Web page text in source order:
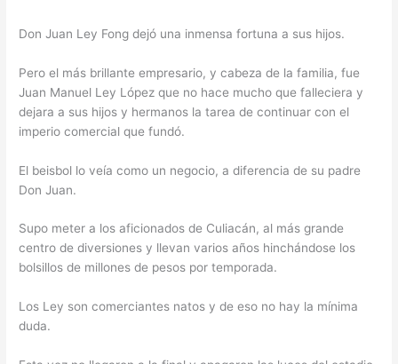
Don Juan Ley Fong dejó una inmensa fortuna a sus hijos.
Pero el más brillante empresario, y cabeza de la familia, fue
Juan Manuel Ley López que no hace mucho que falleciera y
dejara a sus hijos y hermanos la tarea de continuar con el
imperio comercial que fundó.
El beisbol lo veía como un negocio, a diferencia de su padre
Don Juan.
Supo meter a los aficionados de Culiacán, al más grande
centro de diversiones y llevan varios años hinchándose los
bolsillos de millones de pesos por temporada.
Los Ley son comerciantes natos y de eso no hay la mínima
duda.